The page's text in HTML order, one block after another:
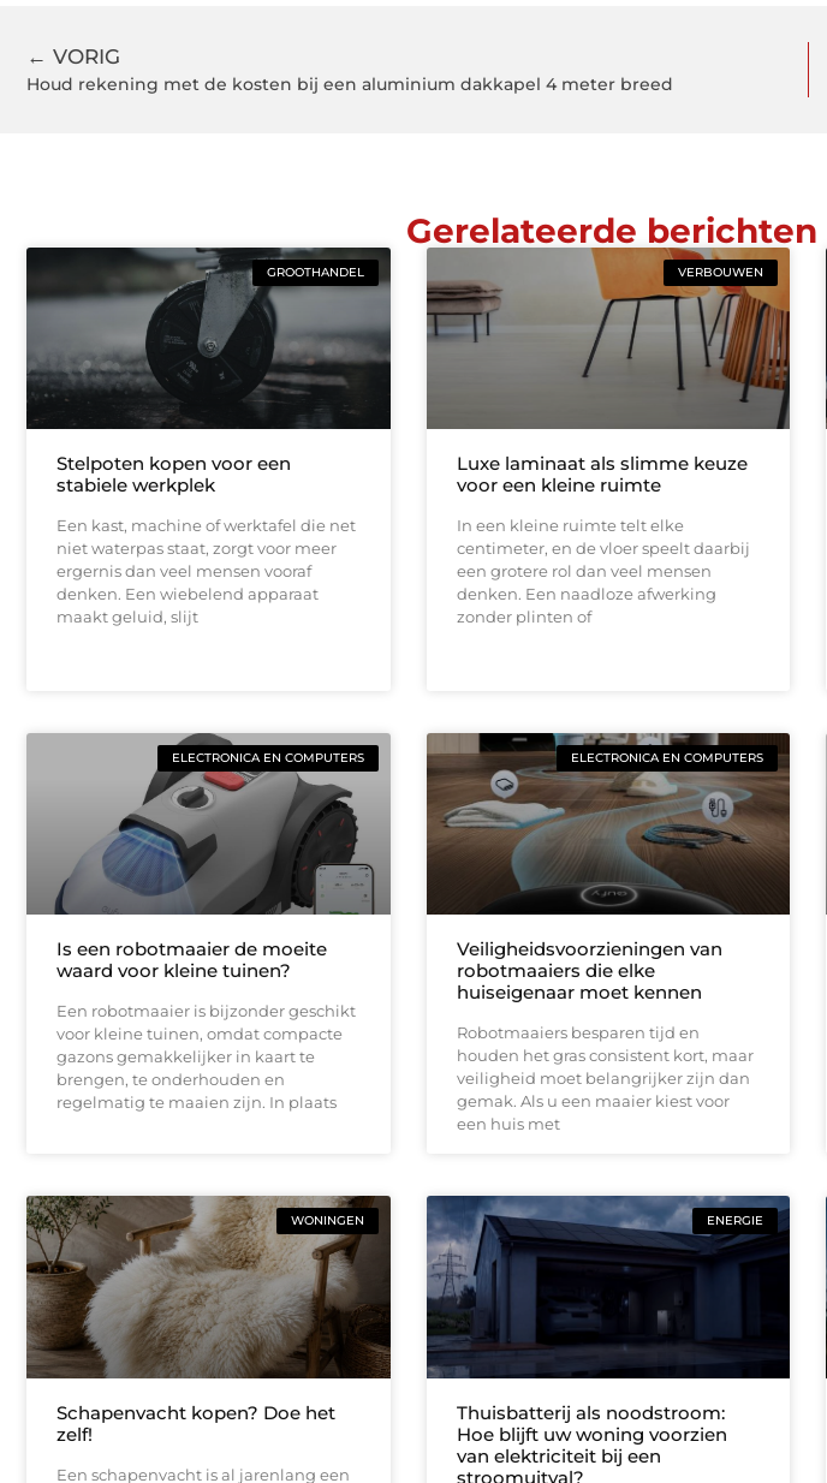
← VORIG
Houd rekening met de kosten bij een aluminium dakkapel 4 meter breed
Gerelateerde berichten
GROOTHANDEL
Stelpoten kopen voor een
stabiele werkplek
Een kast, machine of werktafel die net
niet waterpas staat, zorgt voor meer
ergernis dan veel mensen vooraf
denken. Een wiebelend apparaat
maakt geluid, slijt
VERBOUWEN
Luxe laminaat als slimme keuze
voor een kleine ruimte
In een kleine ruimte telt elke
centimeter, en de vloer speelt daarbij
een grotere rol dan veel mensen
denken. Een naadloze afwerking
zonder plinten of
ELECTRONICA EN COMPUTERS
Is een robotmaaier de moeite
waard voor kleine tuinen?
Een robotmaaier is bijzonder geschikt
voor kleine tuinen, omdat compacte
gazons gemakkelijker in kaart te
brengen, te onderhouden en
regelmatig te maaien zijn. In plaats
ELECTRONICA EN COMPUTERS
Veiligheidsvoorzieningen van
robotmaaiers die elke
huiseigenaar moet kennen
Robotmaaiers besparen tijd en
houden het gras consistent kort, maar
veiligheid moet belangrijker zijn dan
gemak. Als u een maaier kiest voor
een huis met
WONINGEN
Schapenvacht kopen? Doe het
zelf!
Een schapenvacht is al jarenlang een
ENERGIE
Thuisbatterij als noodstroom:
Hoe blijft uw woning voorzien
van elektriciteit bij een
stroomuitval?